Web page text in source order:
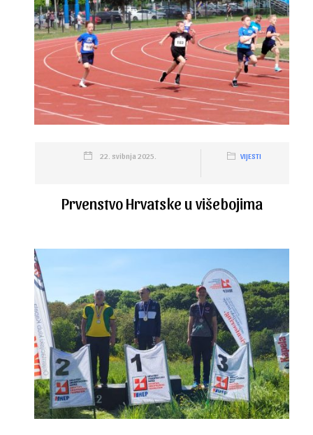
22. svibnja 2025. VIJESTI
Prvenstvo Hrvatske u višebojima